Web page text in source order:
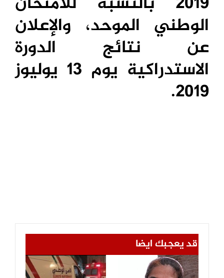
الوطني الموحد، والإعلان
عن نتائج الدورة
الاستدراكية يوم 13 يوليوز
2019.
قد يعجبك ايضا